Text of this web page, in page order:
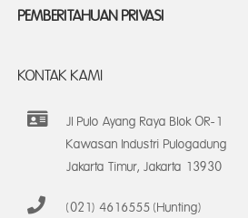
PEMBERITAHUAN PRIVASI
KONTAK KAMI
Jl Pulo Ayang Raya Blok OR-1
Kawasan Industri Pulogadung
Jakarta Timur, Jakarta 13930
(021) 4616555 (Hunting)